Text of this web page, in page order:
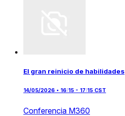
El gran reinicio de habilidades
14/05/2026 • 16:15 - 17:15 CST
Conferencia M360